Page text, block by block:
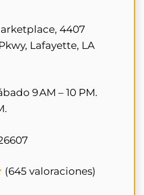
4407
Lafayette, LA
9 AM – 10 PM.
(645 valoraciones)